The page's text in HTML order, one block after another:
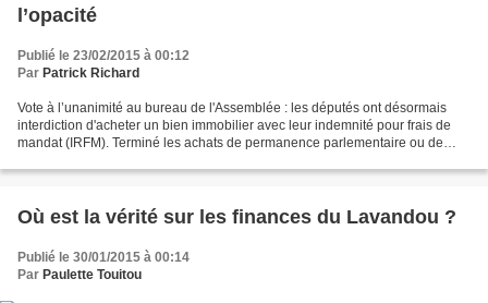
l’opacité
Publié le 23/02/2015 à 00:12
Par Patrick Richard
Vote à l’unanimité au bureau de l'Assemblée : les députés ont désormais
interdiction d'acheter un bien immobilier avec leur indemnité pour frais de
mandat (IRFM). Terminé les achats de permanence parlementaire ou de
Où est la vérité sur les finances du Lavandou ?
Publié le 30/01/2015 à 00:14
Par Paulette Touitou